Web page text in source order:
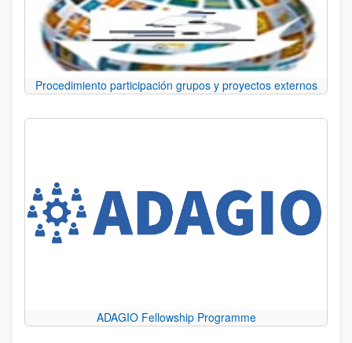
Procedimiento participación grupos y proyectos externos
ADAGIO Fellowship Programme